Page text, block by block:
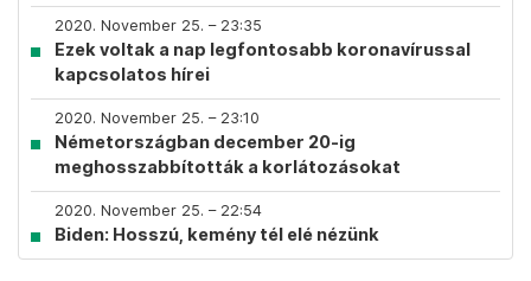
2020. November 25. – 23:35
Ezek voltak a nap legfontosabb koronavírussal
kapcsolatos hírei
2020. November 25. – 23:10
Németországban december 20-ig
meghosszabbították a korlátozásokat
2020. November 25. – 22:54
Biden: Hosszú, kemény tél elé nézünk